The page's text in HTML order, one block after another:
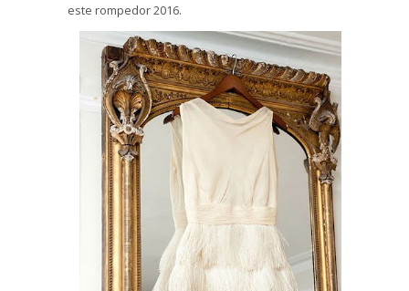
este rompedor 2016.